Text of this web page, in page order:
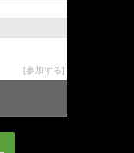
参加する